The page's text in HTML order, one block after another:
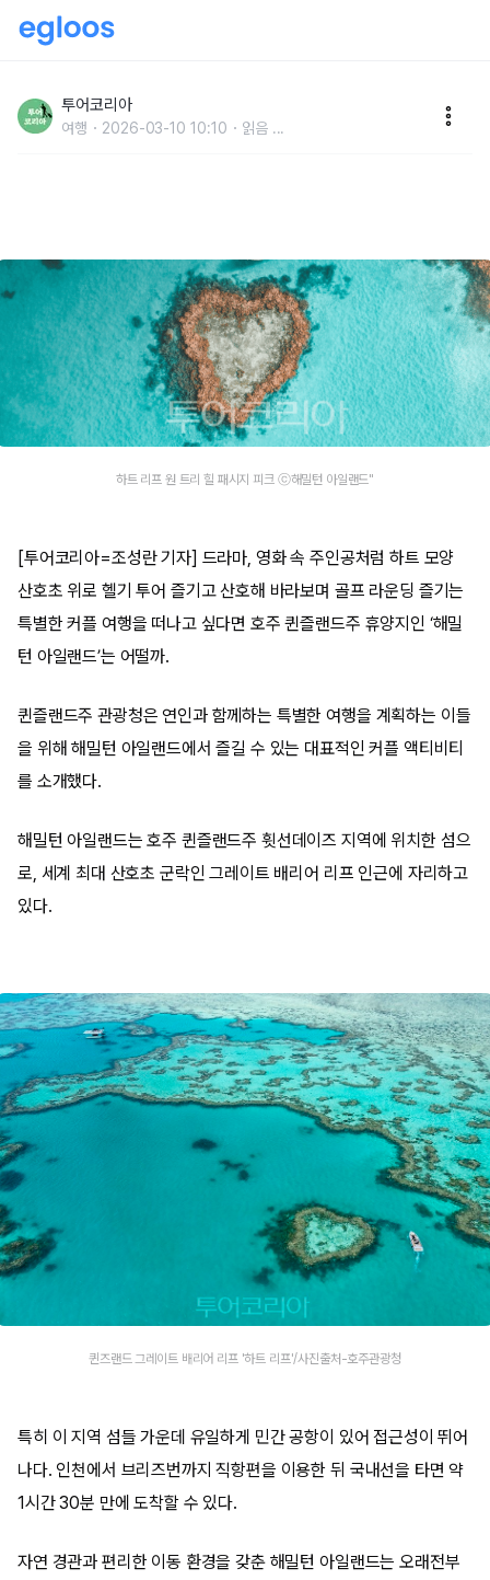
드’로 로맨틱 커플 여행을!
투어코리아
여행 2026-03-10 10:10 읽음 ...
하트 리프 원 트리 힐 패시지 피크 ⓒ해밀턴 아일랜드"
[투어코리아=조성란 기자] 드라마, 영화 속 주인공처럼 하트 모양
산호초 위로 헬기 투어 즐기고 산호해 바라보며 골프 라운딩 즐기는
특별한 커플 여행을 떠나고 싶다면 호주 퀸즐랜드주 휴양지인 ‘해밀
턴 아일랜드’는 어떨까.
퀸즐랜드주 관광청은 연인과 함께하는 특별한 여행을 계획하는 이들
을 위해 해밀턴 아일랜드에서 즐길 수 있는 대표적인 커플 액티비티
를 소개했다.
해밀턴 아일랜드는 호주 퀸즐랜드주 휫선데이즈 지역에 위치한 섬으
로, 세계 최대 산호초 군락인 그레이트 배리어 리프 인근에 자리하고
있다.
퀸즈랜드 그레이트 배리어 리프 '하트 리프'/사진출처-호주관광청
특히 이 지역 섬들 가운데 유일하게 민간 공항이 있어 접근성이 뛰어
나다. 인천에서 브리즈번까지 직항편을 이용한 뒤 국내선을 타면 약
1시간 30분 만에 도착할 수 있다.
자연 경관과 편리한 이동 환경을 갖춘 해밀턴 아일랜드는 오래전부